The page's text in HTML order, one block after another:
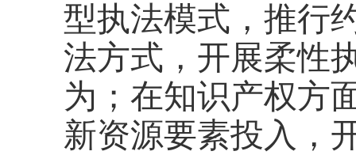
型执法模式，推行
法方式，开展柔性
为；在知识产权方
新资源要素投入，